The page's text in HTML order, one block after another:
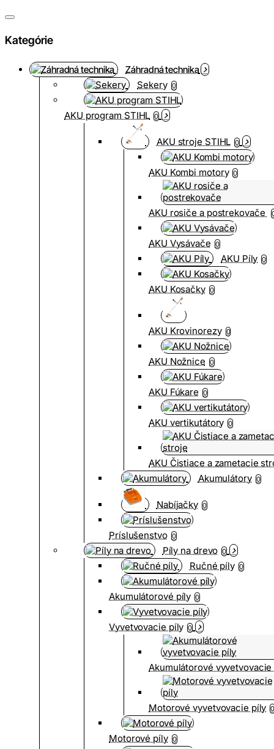
Kategórie
Záhradná technika
Sekery 0
AKU program STIHL 0
AKU stroje STIHL 0
AKU Kombi motory 0
AKU rosiče a postrekovače
AKU Vysávače 0
AKU Píly 0
AKU Kosačky 0
AKU Krovinorezy 0
AKU Nožnice 0
AKU Fúkare 0
AKU vertikutátory 0
AKU Čistiace a zametacie
Akumulátory 0
Nabíjačky 0
Príslušenstvo 0
Píly na drevo 0
Ručné píly 0
Akumulátorové píly 0
Vyvetvovacie píly 0
Akumulátorové
Motorové vyvetvovacie píly
Motorové píly 0